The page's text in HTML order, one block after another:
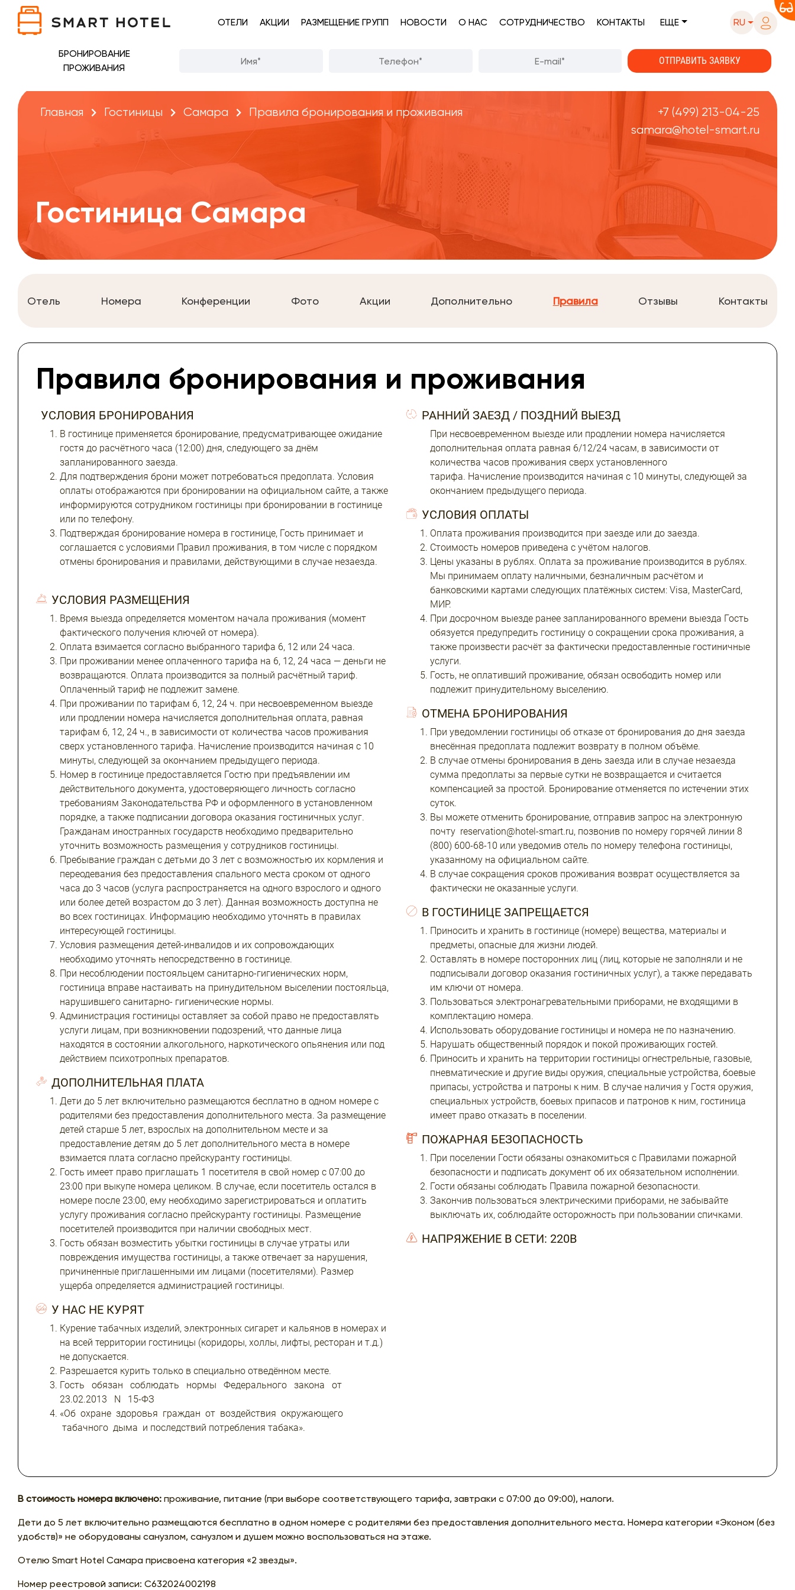
ОТЕЛИ АКЦИИ РАЗМЕЩЕНИЕ ГРУПП НОВОСТИ О НАС СОТРУДНИЧЕСТВО КОНТАКТЫ ЕЩЕ RU
БРОНИРОВАНИЕ
ПРОЖИВАНИЯ
Главная Гостиницы Самара Правила бронирования и проживания
+7 (499) 213-04-25
samara@hotel-smart.ru
Гостиница Самара
Отель Номера Конференции Фото Акции Дополнительно Правила Отзывы Контакты
Правила бронирования и проживания
УСЛОВИЯ БРОНИРОВАНИЯ
В гостинице применяется бронирование, предусматривающее ожидание
гостя до расчётного часа (12:00) дня, следующего за днём
запланированного заезда.
Для подтверждения брони может потребоваться предоплата. Условия
оплаты отображаются при бронировании на официальном сайте, а также
информируются сотрудником гостиницы при бронировании в гостинице
или по телефону.
Подтверждая бронирование номера в гостинице, Гость принимает и
соглашается с условиями Правил проживания, в том числе с порядком
отмены бронирования и правилами, действующими в случае незаезда.
УСЛОВИЯ РАЗМЕЩЕНИЯ
Время выезда определяется моментом начала проживания (момент
фактического получения ключей от номера).
Оплата взимается согласно выбранного тарифа 6, 12 или 24 часа.
При проживании менее оплаченного тарифа на 6, 12, 24 часа — деньги не
возвращаются. Оплата производится за полный расчётный тариф.
Оплаченный тариф не подлежит замене.
При проживании по тарифам 6, 12, 24 ч. при несвоевременном выезде
или продлении номера начисляется дополнительная оплата, равная
тарифам 6, 12, 24 ч., в зависимости от количества часов проживания
сверх установленного тарифа. Начисление производится начиная с 10
минуты, следующей за окончанием предыдущего периода.
Номер в гостинице предоставляется Гостю при предъявлении им
действительного документа, удостоверяющего личность согласно
требованиям Законодательства РФ и оформленного в установленном
порядке, а также подписании договора оказания гостиничных услуг.
Гражданам иностранных государств необходимо предварительно
уточнить возможность размещения у сотрудников гостиницы.
Пребывание граждан с детьми до 3 лет с возможностью их кормления и
переодевания без предоставления спального места сроком от одного
часа до 3 часов (услуга распространяется на одного взрослого и одного
или более детей возрастом до 3 лет). Данная возможность доступна не
во всех гостиницах. Информацию необходимо уточнять в правилах
интересующей гостиницы.
Условия размещения детей-инвалидов и их сопровождающих
необходимо уточнять непосредственно в гостинице.
При несоблюдении постояльцем санитарно-гигиенических норм,
гостиница вправе настаивать на принудительном выселении постояльца,
нарушившего санитарно- гигиенические нормы.
Администрация гостиницы оставляет за собой право не предоставлять
услуги лицам, при возникновении подозрений, что данные лица
находятся в состоянии алкогольного, наркотического опьянения или под
действием психотропных препаратов.
ДОПОЛНИТЕЛЬНАЯ ПЛАТА
Дети до 5 лет включительно размещаются бесплатно в одном номере с
родителями без предоставления дополнительного места. За размещение
детей старше 5 лет, взрослых на дополнительном месте и за
предоставление детям до 5 лет дополнительного места в номере
взимается плата согласно прейскуранту гостиницы.
Гость имеет право приглашать 1 посетителя в свой номер с 07:00 до
23:00 при выкупе номера целиком. В случае, если посетитель остался в
номере после 23:00, ему необходимо зарегистрироваться и оплатить
услугу проживания согласно прейскуранту гостиницы. Размещение
посетителей производится при наличии свободных мест.
Гость обязан возместить убытки гостиницы в случае утраты или
повреждения имущества гостиницы, а также отвечает за нарушения,
причиненные приглашенными им лицами (посетителями). Размер
ущерба определяется администрацией гостиницы.
У НАС НЕ КУРЯТ
Курение табачных изделий, электронных сигарет и кальянов в номерах и
на всей территории гостиницы (коридоры, холлы, лифты, ресторан и т.д.)
не допускается.
Разрешается курить только в специально отведённом месте.
Гость обязан соблюдать нормы Федерального закона от
23.02.2013 N 15-ФЗ
«Об охране здоровья граждан от воздействия окружающего
табачного дыма и последствий потребления табака».
РАННИЙ ЗАЕЗД / ПОЗДНИЙ ВЫЕЗД
При несвоевременном выезде или продлении номера начисляется
дополнительная оплата равная 6/12/24 часам, в зависимости от
количества часов проживания сверх установленного
тарифа. Начисление производится начиная с 10 минуты, следующей за
окончанием предыдущего периода.
УСЛОВИЯ ОПЛАТЫ
Оплата проживания производится при заезде или до заезда.
Стоимость номеров приведена с учётом налогов.
Цены указаны в рублях. Оплата за проживание производится в рублях.
Мы принимаем оплату наличными, безналичным расчётом и
банковскими картами следующих платёжных систем: Visa, MasterCard,
МИР.
При досрочном выезде ранее запланированного времени выезда Гость
обязуется предупредить гостиницу о сокращении срока проживания, а
также произвести расчёт за фактически предоставленные гостиничные
услуги.
Гость, не оплативший проживание, обязан освободить номер или
подлежит принудительному выселению.
ОТМЕНА БРОНИРОВАНИЯ
При уведомлении гостиницы об отказе от бронирования до дня заезда
внесённая предоплата подлежит возврату в полном объёме.
В случае отмены бронирования в день заезда или в случае незаезда
сумма предоплаты за первые сутки не возвращается и считается
компенсацией за простой. Бронирование отменяется по истечении этих
суток.
Вы можете отменить бронирование, отправив запрос на электронную
почту reservation@hotel-smart.ru, позвонив по номеру горячей линии 8
(800) 600-68-10 или уведомив отель по номеру телефона гостиницы,
указанному на официальном сайте.
В случае сокращения сроков проживания возврат осуществляется за
фактически не оказанные услуги.
В ГОСТИНИЦЕ ЗАПРЕЩАЕТСЯ
Приносить и хранить в гостинице (номере) вещества, материалы и
предметы, опасные для жизни людей.
Оставлять в номере посторонних лиц (лиц, которые не заполняли и не
подписывали договор оказания гостиничных услуг), а также передавать
им ключи от номера.
Пользоваться электронагревательными приборами, не входящими в
комплектацию номера.
Использовать оборудование гостиницы и номера не по назначению.
Нарушать общественный порядок и покой проживающих гостей.
Приносить и хранить на территории гостиницы огнестрельные, газовые,
пневматические и другие виды оружия, специальные устройства, боевые
припасы, устройства и патроны к ним. В случае наличия у Гостя оружия,
специальных устройств, боевых припасов и патронов к ним, гостиница
имеет право отказать в поселении.
ПОЖАРНАЯ БЕЗОПАСНОСТЬ
При поселении Гости обязаны ознакомиться с Правилами пожарной
безопасности и подписать документ об их обязательном исполнении.
Гости обязаны соблюдать Правила пожарной безопасности.
Закончив пользоваться электрическими приборами, не забывайте
выключать их, соблюдайте осторожность при пользовании спичками.
НАПРЯЖЕНИЕ В СЕТИ: 220В
В стоимость номера включено: проживание, питание (при выборе соответствующего тарифа, завтраки с 07:00 до 09:00), налоги.
Дети до 5 лет включительно размещаются бесплатно в одном номере с родителями без предоставления дополнительного места. Номера категории «Эконом (без
удобств)» не оборудованы санузлом, санузлом и душем можно воспользоваться на этаже.
Отелю Smart Hotel Самара присвоена категория «2 звезды».
Номер реестровой записи: С632024002198